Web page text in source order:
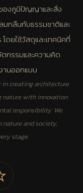
องภูมิปัญญาและสิ่ง
กลืนกับธรรมชาติและ
ดยใช้วัสดุและเทคนิคที่
กรรมและความคิด
นออกแบบ
creating architecture
nature with innovation
responsibility. We
and society,
stage.